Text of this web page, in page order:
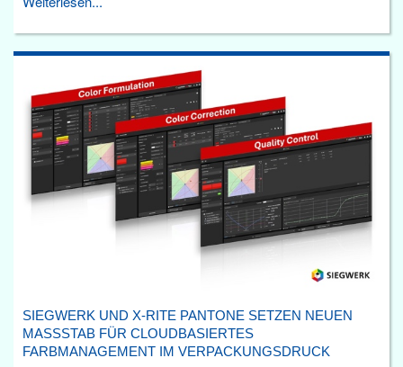
SIEGWERK UND X-RITE PANTONE SETZEN NEUEN
MASSSTAB FÜR CLOUDBASIERTES F
ARBMANAGEMENT IM VERPACKUNGSDRUCK